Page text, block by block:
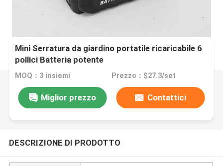
Mini Serratura da giardino portatile ricaricabile 6
pollici Batteria potente
MOQ：3 insiemi Prezzo：$27.3/set
Miglior prezzo Contattici
DESCRIZIONE DI PRODOTTO